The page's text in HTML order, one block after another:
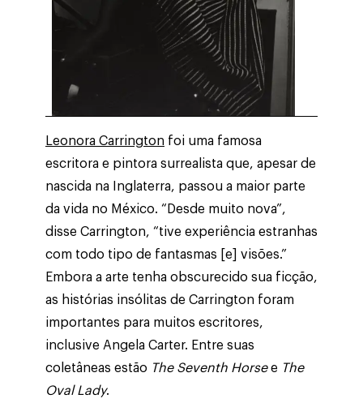
Leonora Carrington foi uma famosa
escritora e pintora surrealista que, apesar de
nascida na Inglaterra, passou a maior parte
da vida no México. “Desde muito nova”,
disse Carrington, “tive experiência estranhas
com todo tipo de fantasmas [e] visões.”
Embora a arte tenha obscurecido sua ficção,
as histórias insólitas de Carrington foram
importantes para muitos escritores,
inclusive Angela Carter. Entre suas
coletâneas estão The Seventh Horsee The
Oval Lady.